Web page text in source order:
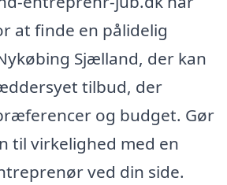
at finde en pålidelig
Sjælland, der kan
tilbud, der
og budget. Gør
til virkelighed med en
ved din side.